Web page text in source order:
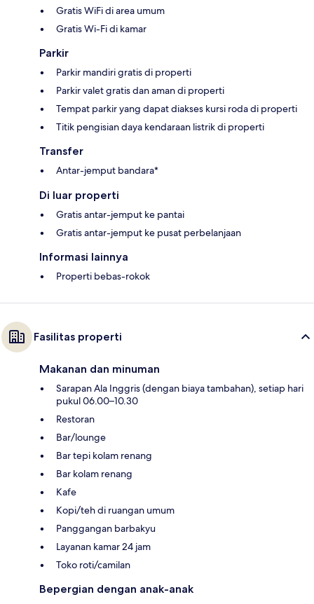
Gratis WiFi di area umum
Gratis Wi-Fi di kamar
Parkir
Parkir mandiri gratis di properti
Parkir valet gratis dan aman di properti
Tempat parkir yang dapat diakses kursi roda di properti
Titik pengisian daya kendaraan listrik di properti
Transfer
Antar-jemput bandara*
Di luar properti
Gratis antar-jemput ke pantai
Gratis antar-jemput ke pusat perbelanjaan
Informasi lainnya
Properti bebas-rokok
Fasilitas properti
Makanan dan minuman
Sarapan Ala Inggris (dengan biaya tambahan), setiap hari
pukul 06.00–10.30
Restoran
Bar/lounge
Bar tepi kolam renang
Bar kolam renang
Kafe
Kopi/teh di ruangan umum
Panggangan barbakyu
Layanan kamar 24 jam
Toko roti/camilan
Bepergian dengan anak-anak